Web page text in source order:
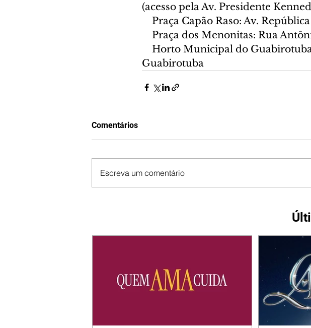
(acesso pela Av. Presidente
Praça Capão Raso: Av.
Praça dos Menonitas: Rua
Horto Municipal do
Guabirotuba
Comentários
Escreva um comentário